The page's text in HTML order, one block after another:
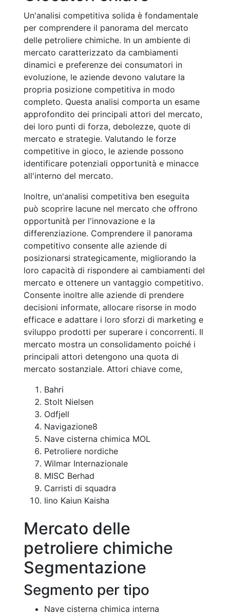
Un'analisi competitiva solida è fondamentale
per comprendere il panorama del mercato
delle petroliere chimiche. In un ambiente di
mercato caratterizzato da cambiamenti
dinamici e preferenze dei consumatori in
evoluzione, le aziende devono valutare la
propria posizione competitiva in modo
completo. Questa analisi comporta un esame
approfondito dei principali attori del mercato,
dei loro punti di forza, debolezze, quote di
mercato e strategie. Valutando le forze
competitive in gioco, le aziende possono
identificare potenziali opportunità e minacce
all'interno del mercato.
Inoltre, un'analisi competitiva ben eseguita
può scoprire lacune nel mercato che offrono
opportunità per l'innovazione e la
differenziazione. Comprendere il panorama
competitivo consente alle aziende di
posizionarsi strategicamente, migliorando la
loro capacità di rispondere ai cambiamenti del
mercato e ottenere un vantaggio competitivo.
Consente inoltre alle aziende di prendere
decisioni informate, allocare risorse in modo
efficace e adattare i loro sforzi di marketing e
sviluppo prodotti per superare i concorrenti. Il
mercato mostra un consolidamento poiché i
principali attori detengono una quota di
mercato sostanziale. Attori chiave come,
Bahri
Stolt Nielsen
Odfjell
Navigazione8
Nave cisterna chimica MOL
Petroliere nordiche
Wilmar Internazionale
MISC Berhad
Carristi di squadra
Iino Kaiun Kaisha
Mercato delle
petroliere chimiche
Segmentazione
Segmento per tipo
Nave cisterna chimica interna